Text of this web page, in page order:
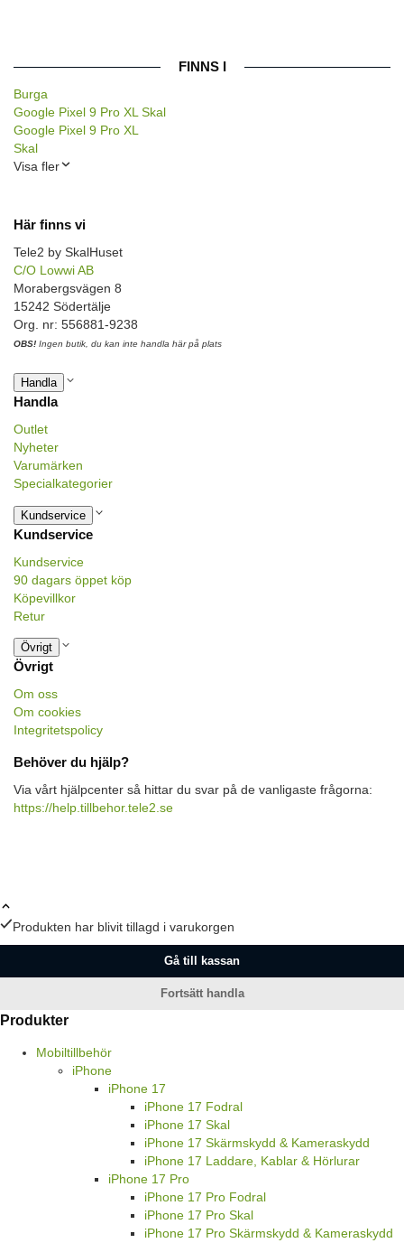
FINNS I
Burga
Google Pixel 9 Pro XL Skal
Google Pixel 9 Pro XL
Skal
Visa fler
Här finns vi
Tele2 by SkalHuset
C/O Lowwi AB
Morabergsvägen 8
15242 Södertälje
Org. nr: 556881-9238
OBS! Ingen butik, du kan inte handla här på plats
Handla
Handla
Outlet
Nyheter
Varumärken
Specialkategorier
Kundservice
Kundservice
Kundservice
90 dagars öppet köp
Köpevillkor
Retur
Övrigt
Övrigt
Om oss
Om cookies
Integritetspolicy
Behöver du hjälp?
Via vårt hjälpcenter så hittar du svar på de vanligaste frågorna:
https://help.tillbehor.tele2.se
Produkten har blivit tillagd i varukorgen
Gå till kassan
Fortsätt handla
Produkter
Mobiltillbehör
iPhone
iPhone 17
iPhone 17 Fodral
iPhone 17 Skal
iPhone 17 Skärmskydd & Kameraskydd
iPhone 17 Laddare, Kablar & Hörlurar
iPhone 17 Pro
iPhone 17 Pro Fodral
iPhone 17 Pro Skal
iPhone 17 Pro Skärmskydd & Kameraskydd